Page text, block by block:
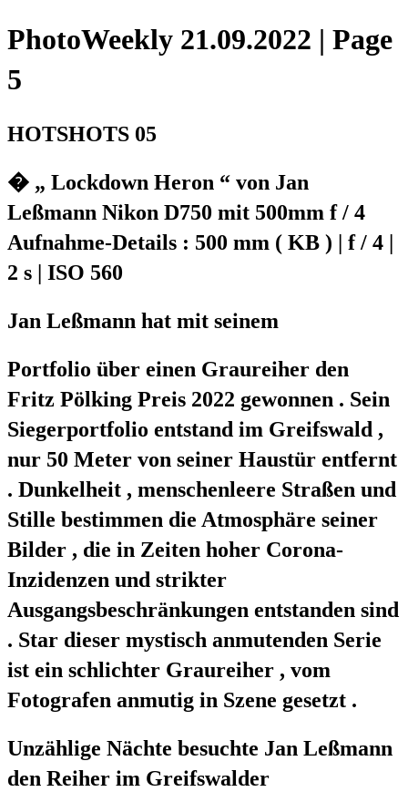
PhotoWeekly 21.09.2022 | Page
5
HOTSHOTS 05
� „ Lockdown Heron “ von Jan
Leßmann Nikon D750 mit 500mm f / 4
Aufnahme-Details : 500 mm ( KB ) | f / 4 |
2 s | ISO 560
Jan Leßmann hat mit seinem
Portfolio über einen Graureiher den
Fritz Pölking Preis 2022 gewonnen . Sein
Siegerportfolio entstand im Greifswald ,
nur 50 Meter von seiner Haustür entfernt
. Dunkelheit , menschenleere Straßen und
Stille bestimmen die Atmosphäre seiner
Bilder , die in Zeiten hoher Corona-
Inzidenzen und strikter
Ausgangsbeschränkungen entstanden sind
. Star dieser mystisch anmutenden Serie
ist ein schlichter Graureiher , vom
Fotografen anmutig in Szene gesetzt .
Unzählige Nächte besuchte Jan Leßmann
den Reiher im Greifswalder